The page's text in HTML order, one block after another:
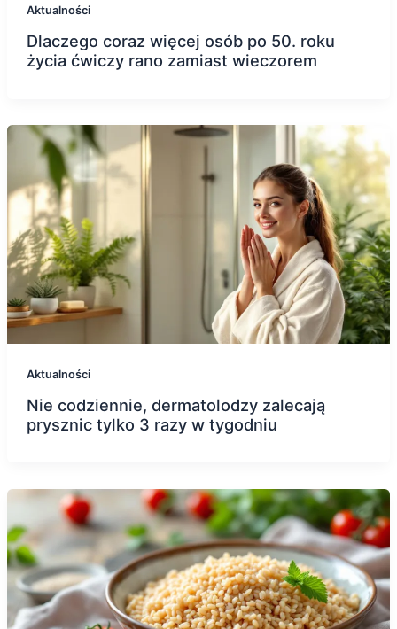
Aktualności
Dlaczego coraz więcej osób po 50. roku
życia ćwiczy rano zamiast wieczorem
Aktualności
Nie codziennie, dermatolodzy zalecają
prysznic tylko 3 razy w tygodniu